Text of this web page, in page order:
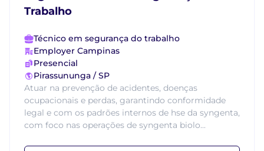
Trabalho
Técnico em segurança do trabalho
Employer Campinas
Presencial
Pirassununga / SP
Atuar na prevenção de acidentes, doenças
ocupacionais e perdas, garantindo conformidade
legal e com os padrões internos de hse da syngenta,
com foco nas operações de syngenta biolo...